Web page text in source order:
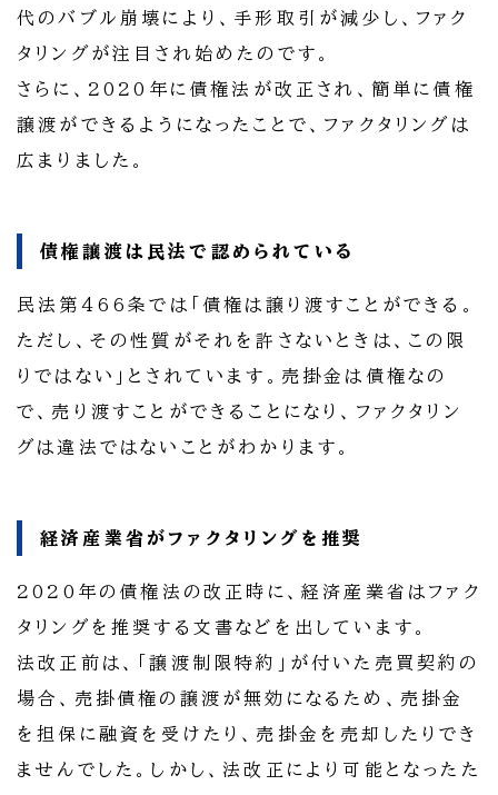
代のバブル崩壊により、手形取引が減少し、ファク
タリングが注目され始めたのです。
さらに、2020年に債権法が改正され、簡単に債権
譲渡ができるようになったことで、ファクタリングは
広まりました。
債権譲渡は民法で認められている
民法第466条では「債権は譲り渡すことができる。
ただし、その性質がそれを許さないときは、この限
りではない」とされています。売掛金は債権なの
で、売り渡すことができることになり、ファクタリン
グは違法ではないことがわかります。
経済産業省がファクタリングを推奨
2020年の債権法の改正時に、経済産業省はファク
タリングを推奨する文書などを出しています。
法改正前は、「譲渡制限特約」が付いた売買契約の
場合、売掛債権の譲渡が無効になるため、売掛金
を担保に融資を受けたり、売掛金を売却したりでき
ませんでした。しかし、法改正により可能となったた